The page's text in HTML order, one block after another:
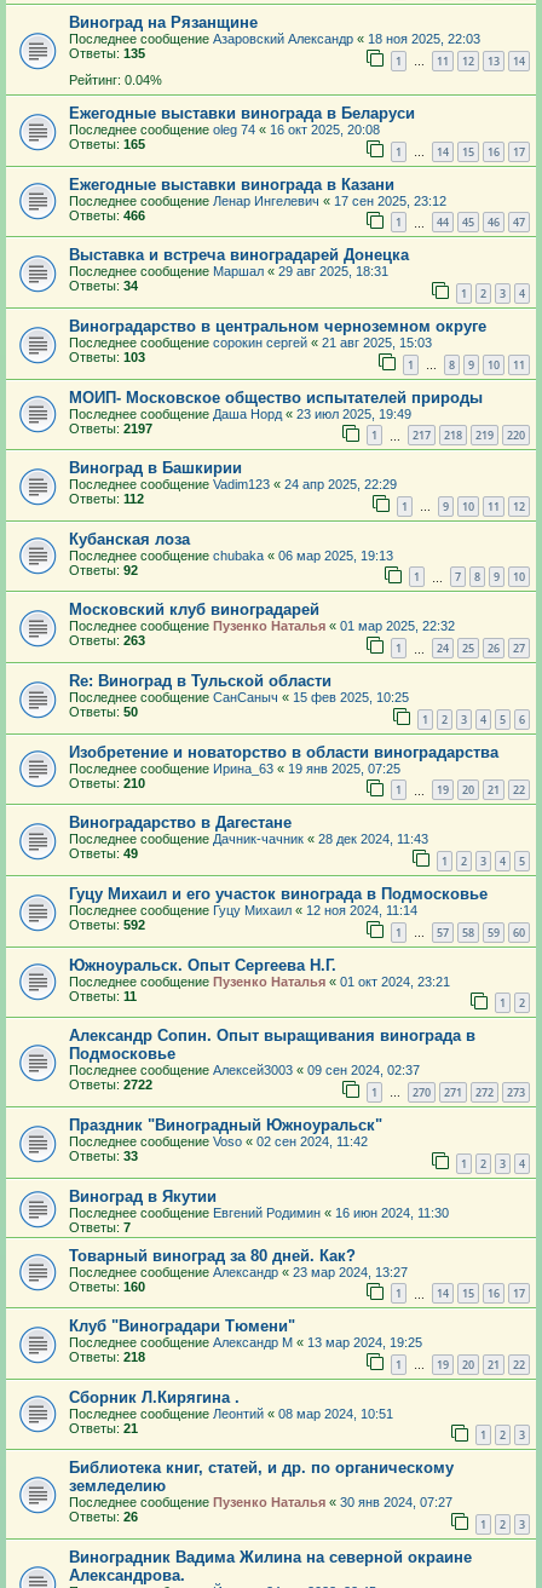
Виноград на Рязанщине
Последнее сообщение Азаровский Александр « 18 ноя 2025, 22:03
Ответы: 135 1 … 11 12 13 14
Рейтинг: 0.04%
Ежегодные выставки винограда в Беларуси
Последнее сообщение oleg 74 « 16 окт 2025, 20:08
Ответы: 165 1 … 14 15 16 17
Ежегодные выставки винограда в Казани
Последнее сообщение Ленар Ингелевич « 17 сен 2025, 23:12
Ответы: 466 1 44 45 46 47
Выставка и встреча виноградарей Донецка
Последнее сообщение Маршал « 29 авг 2025, 18:31
Ответы: 34 1 2 3 4
Виноградарство в центральном черноземном округе
Последнее сообщение сорокин сергей « 21 авг 2025, 15:03
Ответы: 103 1 8 9 10 11
МОИП- Московское общество испытателей природы
Последнее сообщение Даша Норд « 23 июл 2025, 19:49
Ответы: 2197 1 217 218 219 220
Виноград в Башкирии
Последнее сообщение Vadim123 « 24 апр 2025, 22:29
Ответы: 112 1 … 9 10 11 12
Кубанская лоза
Последнее сообщение chubaka « 06 мар 2025, 19:13
Ответы: 92 1 7 8 9 10
Московский клуб виноградарей
Последнее сообщение Пузенко Наталья « 01 мар 2025, 22:32
Ответы: 263 1 24 25 26 27
Re: Виноград в Тульской области
Последнее сообщение СанСаныч « 15 фев 2025, 10:25
Ответы: 50 1 2 3 4 5 6
Изобретение и новаторство в области виноградарства
Последнее сообщение Ирина_63 « 19 янв 2025, 07:25
Ответы: 210 1 19 20 21 22
Виноградарство в Дагестане
Последнее сообщение Дачник-чачник « 28 дек 2024, 11:43
Ответы: 49 1 2 3 4 5
Гуцу Михаил и его участок винограда в Подмосковье
Последнее сообщение Гуцу Михаил « 12 ноя 2024, 11:14
Ответы: 592 1 … 57 58 59 60
Южноуральск. Опыт Сергеева Н.Г.
Последнее сообщение Пузенко Наталья « 01 окт 2024, 23:21
Ответы: 11 1 2
Александр Сопин. Опыт выращивания винограда в
Подмосковье
Последнее сообщение Алексей3003 « 09 сен 2024, 02:37
Ответы: 2722 1 … 270 271 272 273
Праздник "Виноградный Южноуральск"
Последнее сообщение Voso « 02 сен 2024, 11:42
Ответы: 33 1 2 3 4
Виноград в Якутии
Последнее сообщение Евгений Родимин « 16 июн 2024, 11:30
Ответы: 7
Товарный виноград за 80 дней. Как?
Последнее сообщение Александр « 23 мар 2024, 13:27
Ответы: 160 1 14 15 16 17
Клуб "Виноградари Тюмени"
Последнее сообщение Александр М « 13 мар 2024, 19:25
Ответы: 218 1 … 19 20 21 22
Сборник Л.Кирягина .
Последнее сообщение Леонтий « 08 мар 2024, 10:51
Ответы: 21 1 2 3
Библиотека книг, статей, и др. по органическому
земледелию
Последнее сообщение Пузенко Наталья « 30 янв 2024, 07:27
Ответы: 26 1 2 3
Виноградник Вадима Жилина на северной окраине
Александрова.